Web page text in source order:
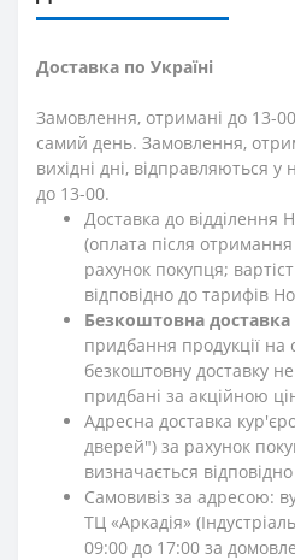
Доставка по Україні
Замовлення, отримані до 13-
самий день. Замовлення,
вихідні дні, відправляються
до 13-00.
Доставка до відділення
(оплата після
рахунок покупця;
відповідно до тарифів
Безкоштовна доставка
придбання продукції на
безкоштовну доставку
придбані за акційною
Адресна доставка
дверей") за рахунок
визначається
Самовивіз за адресою:
ТЦ «Аркадія»
09:00 до 17:00 за